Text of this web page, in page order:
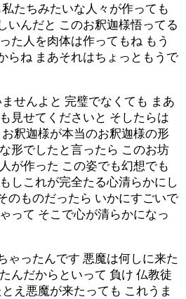
たちみたいな人々が作っても
いんだと このお釈迦様悟ってる
た人を肉体は作ってもね もう
らね まあそれはちょっともうで
せんよと 完璧でなくても まあ
見せてくださいと そしたらは
釈迦様が本当のお釈迦様の形
形でしたと言ったら このお坊
が作った この姿でも幻想でも
しこれが完全たる心清らかにし
のものだったら いかにすごいで
って そこで心が清らかになっ
ゃったんです 悪魔は何しに来た
んだからといって 負け 仏教徒
え悪魔が来たっても これうま